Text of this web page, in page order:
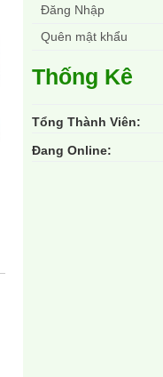
Đăng Nhập
Quên mật khẩu
Thống Kê
Tổng Thành Viên:
Đang Online: